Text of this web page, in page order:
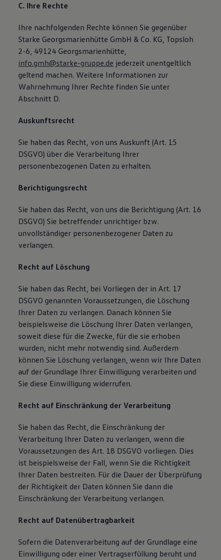
C. Ihre Rechte
Ihre nachfolgenden Rechte können Sie gegenüber
Starke Georgsmarienhütte GmbH & Co. KG, Topsloh
2-6, 49124 Georgsmarienhütte,
info.gmh@starke-gruppe.de jederzeit unentgeltlich
geltend machen. Weitere Informationen zur
Wahrnehmung Ihrer Rechte finden Sie unter
Abschnitt D.
Auskunftsrecht
Sie haben das Recht, von uns Auskunft (Art. 15
DSGVO) über die Verarbeitung Ihrer
personenbezogenen Daten zu erhalten.
Berichtigungsrecht
Sie haben das Recht, von uns die Berichtigung (Art. 16
DSGVO) Sie betreffender unrichtiger bzw.
unvollständiger personenbezogener Daten zu
verlangen.
Recht auf Löschung
Sie haben das Recht, bei Vorliegen der in Art. 17
DSGVO genannten Voraussetzungen, die Löschung
Ihrer Daten zu verlangen. Danach können Sie
beispielsweise die Löschung Ihrer Daten verlangen,
soweit diese für die Zwecke, für die sie erhoben
wurden, nicht mehr notwendig sind. Außerdem
können Sie Löschung verlangen, wenn wir Ihre Daten
auf der Grundlage Ihrer Einwilligung verarbeiten und
Sie diese Einwilligung widerrufen.
Recht auf Einschränkung der Verarbeitung
Sie haben das Recht, die Einschränkung der
Verarbeitung Ihrer Daten zu verlangen, wenn die
Voraussetzungen des Art. 18 DSGVO vorliegen. Dies
ist beispielsweise der Fall, wenn Sie die Richtigkeit
Ihrer Daten bestreiten. Für die Dauer der Überprüfung
der Richtigkeit der Daten können Sie dann die
Einschränkung der Verarbeitung verlangen.
Recht auf Datenübertragbarkeit
Sofern die Datenverarbeitung auf der Grundlage eine
Einwilligung oder einer Vertragserfüllung beruht und